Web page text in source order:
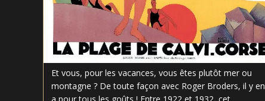
Et vous, pour les vacances, vous êtes plutôt mer ou
montagne ? De toute façon avec Roger Broders, il y en